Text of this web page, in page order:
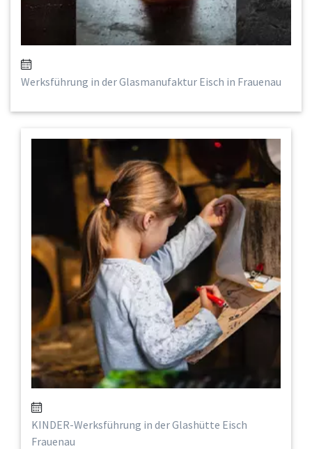
Werksführung in der Glasmanufaktur Eisch in Frauenau
KINDER-Werksführung in der Glashütte Eisch
Frauenau